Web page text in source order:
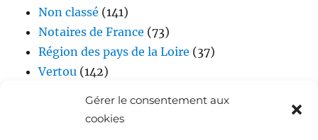
Gérer le consentement aux
cookies
Non classé (141)
Notaires de France (73)
Région des pays de la Loire (37)
Vertou (142)